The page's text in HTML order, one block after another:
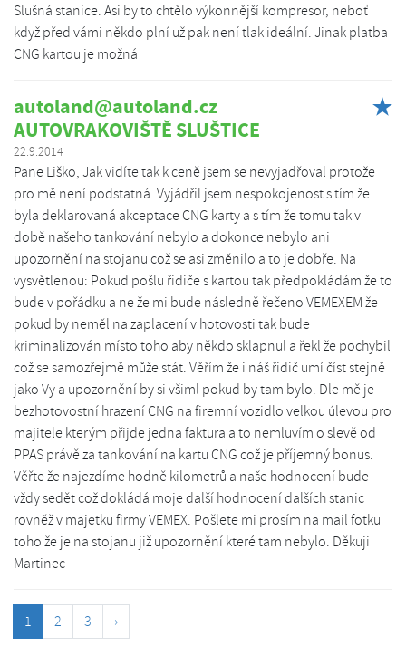
Slušná stanice. Asi by to chtělo výkonnější kompresor, neboť
když před vámi někdo plní už pak není tlak ideální. Jinak platba
CNG kartou je možná
autoland@autoland.cz
AUTOVRAKOVIŠTĚ SLUŠTICE
22.9.2014
Pane Liško, Jak vidíte tak k ceně jsem se nevyjadřoval protože
pro mě není podstatná. Vyjádřil jsem nespokojenost s tím že
byla deklarovaná akceptace CNG karty a s tím že tomu tak v
době našeho tankování nebylo a dokonce nebylo ani
upozornění na stojanu což se asi změnilo a to je dobře. Na
vysvětlenou: Pokud pošlu řidiče s kartou tak předpokládám že to
bude v pořádku a ne že mi bude následně řečeno VEMEXEM že
pokud by neměl na zaplacení v hotovosti tak bude
kriminalizován místo toho aby někdo sklapnul a řekl že pochybil
což se samozřejmě může stát. Věřím že i náš řidič umí číst stejně
jako Vy a upozornění by si všiml pokud by tam bylo. Dle mě je
bezhotovostní hrazení CNG na firemní vozidlo velkou úlevou pro
majitele kterým přijde jedna faktura a to nemluvím o slevě od
PPAS právě za tankování na kartu CNG což je příjemný bonus.
Věřte že najezdíme hodně kilometrů a naše hodnocení bude
vždy sedět což dokládá moje další hodnocení dalších stanic
rovněž v majetku firmy VEMEX. Pošlete mi prosím na mail fotku
toho že je na stojanu již upozornění které tam nebylo. Děkuji
Martinec
1 2 3 ›